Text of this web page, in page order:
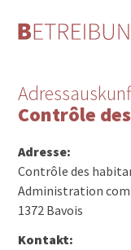
Contrôle
Adresse:
Contrôle des
Administration
1372 Bavois
Kontakt: